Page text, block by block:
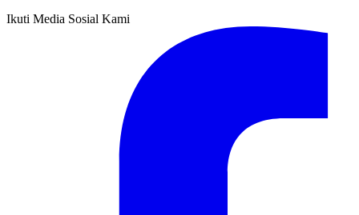
Ikuti Media Sosial Kami